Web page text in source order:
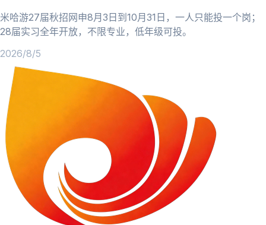
米哈游27届秋招网申8月3日到10月31日，一人只能投一个岗；
28届实习全年开放，不限专业，低年级可投。
2026/8/5